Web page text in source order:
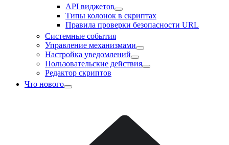
API виджетов
Типы колонок в скриптах
Правила проверки безопасности URL
Системные события
Управление механизмами
Настройка уведомлений
Пользовательские действия
Редактор скриптов
Что нового